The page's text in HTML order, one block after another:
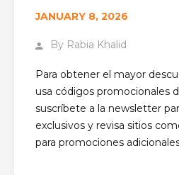
JANUARY 8, 2026
By Rabia Khalid
Para obtener el mayor
usa códigos promocionales
suscríbete a la newsletter
exclusivos y revisa sitios
para promociones